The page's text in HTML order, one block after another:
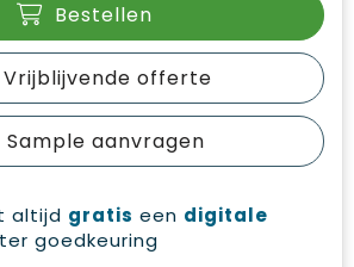
Bestellen
Vrijblijvende offerte
Sample aanvragen
altijd gratis een digitale
ter goedkeuring